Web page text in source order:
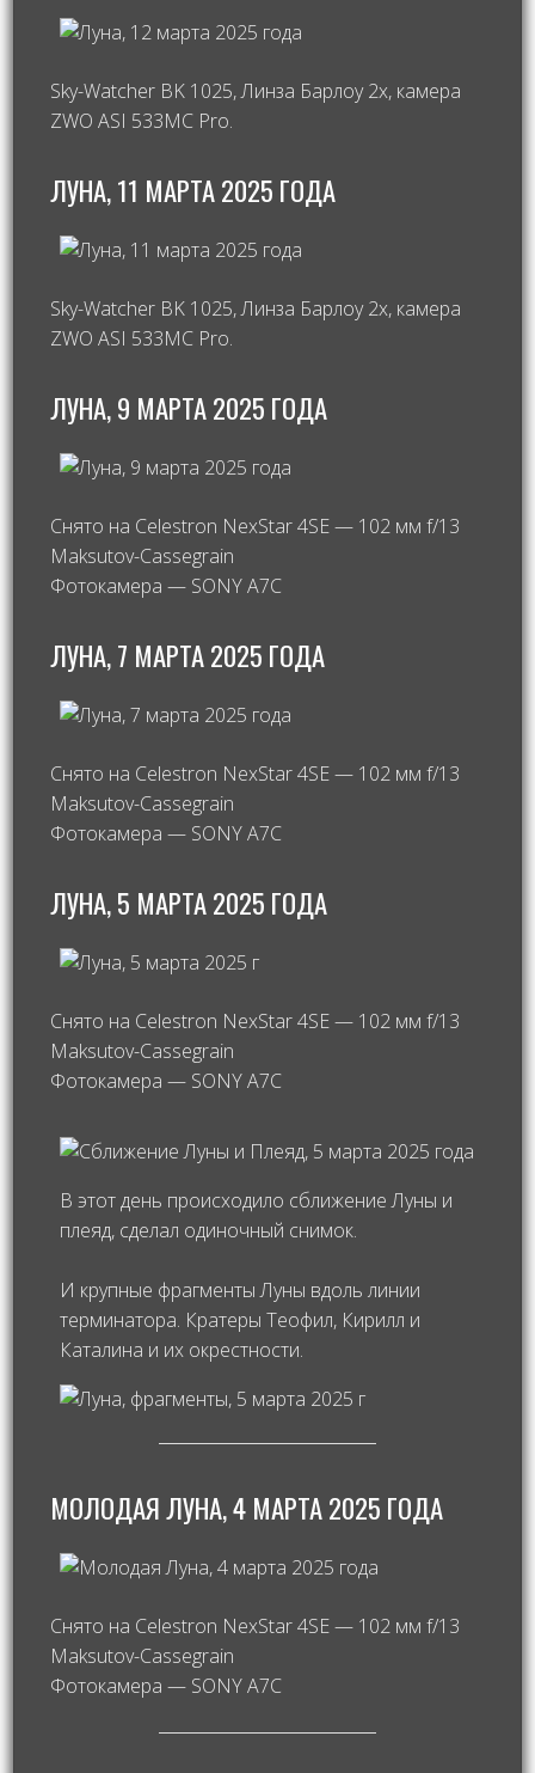
Sky-Watcher BK 1025, Линза Барлоу 2х, камера
ZWO ASI 533MC Pro.
ЛУНА, 11 МАРТА 2025 ГОДА
Sky-Watcher BK 1025, Линза Барлоу 2х, камера
ZWO ASI 533MC Pro.
ЛУНА, 9 МАРТА 2025 ГОДА
Снято на Celestron NexStar 4SE — 102 мм f/13
Maksutov-Cassegrain
Фотокамера — SONY A7C
ЛУНА, 7 МАРТА 2025 ГОДА
Снято на Celestron NexStar 4SE — 102 мм f/13
Maksutov-Cassegrain
Фотокамера — SONY A7C
ЛУНА, 5 МАРТА 2025 ГОДА
Снято на Celestron NexStar 4SE — 102 мм f/13
Maksutov-Cassegrain
Фотокамера — SONY A7C
В этот день происходило сближение Луны и
плеяд, сделал одиночный снимок.
И крупные фрагменты Луны вдоль линии
терминатора. Кратеры Теофил, Кирилл и
Каталина и их окрестности.
МОЛОДАЯ ЛУНА, 4 МАРТА 2025 ГОДА
Снято на Celestron NexStar 4SE — 102 мм f/13
Maksutov-Cassegrain
Фотокамера — SONY A7C